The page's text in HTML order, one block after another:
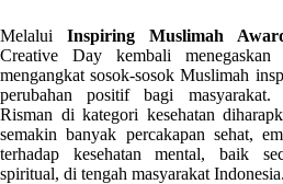
MelaluiInspiring Muslimah
Creative Day kembali menegaskan
mengangkat sosok-sosok Muslimah
perubahan positif bagi masyarakat.
Risman di kategori kesehatan
semakin banyak percakapan sehat,
terhadap kesehatan mental, baik
spiritual, di tengah masyarakat Indonesia.